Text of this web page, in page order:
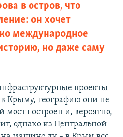
в остров, что
он хочет
международное
но даже саму
проекты
Крыму, географию они не
построен и, вероятно,
однако из Центральной